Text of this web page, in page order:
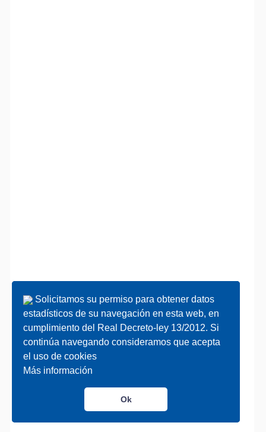
Solicitamos su permiso para obtener datos
estadísticos de su navegación en esta web, en
cumplimiento del Real Decreto-ley 13/2012. Si
continúa navegando consideramos que acepta
el uso de cookies
Más información
Ok
Solicitamos su permiso para obtener datos
estadísticos de su navegación en esta web, en
cumplimiento del Real Decreto-ley 13/2012. Si
continúa navegando consideramos que acepta
el uso de cookies
Más información
Ok